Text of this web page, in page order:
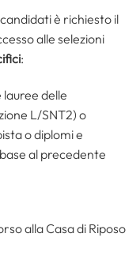
è richiesto il
alle selezioni
:
lauree delle
L/SNT2) o
o diplomi e
al precedente
alla Casa di Riposo